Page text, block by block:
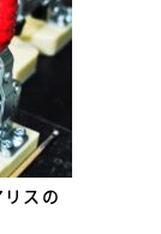
スの